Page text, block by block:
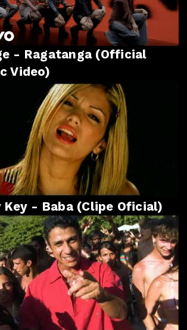
- Ragatanga (Official
Video)
Key - Baba (Clipe Oficial)